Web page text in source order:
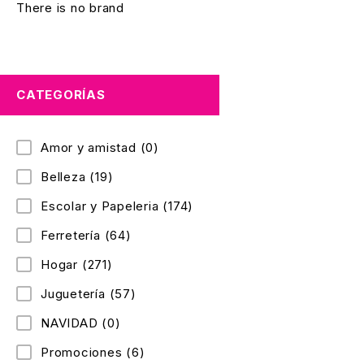
There is no brand
CATEGORÍAS
Amor y amistad (0)
Belleza (19)
Escolar y Papeleria (174)
Ferretería (64)
Hogar (271)
Juguetería (57)
NAVIDAD (0)
Promociones (6)